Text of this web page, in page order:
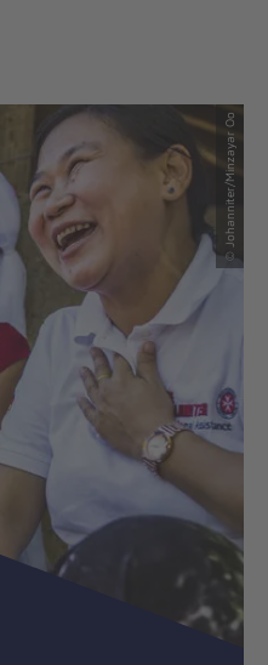
© Johanniter/Minzayar Oo